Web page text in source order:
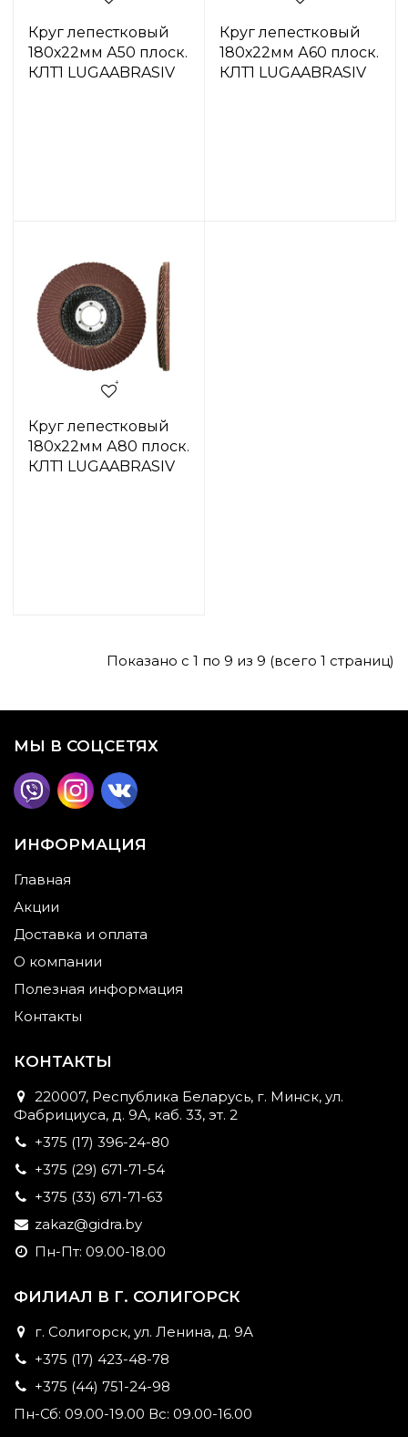
Круг лепестковый
180х22мм А50 плоск.
КЛТ1 LUGAABRASIV
Круг лепестковый
180х22мм А60 плоск.
КЛТ1 LUGAABRASIV
Круг лепестковый
180х22мм А80 плоск.
КЛТ1 LUGAABRASIV
Показано с 1 по 9 из 9 (всего 1 страниц)
МЫ В СОЦСЕТЯХ
ИНФОРМАЦИЯ
Главная
Акции
Доставка и оплата
О компании
Полезная информация
Контакты
КОНТАКТЫ
220007, Республика Беларусь, г. Минск, ул.
Фабрициуса, д. 9А, каб. 33, эт. 2
+375 (17) 396-24-80
+375 (29) 671-71-54
+375 (33) 671-71-63
zakaz@gidra.by
Пн-Пт: 09.00-18.00
ФИЛИАЛ В Г. СОЛИГОРСК
г. Солигорск, ул. Ленина, д. 9А
+375 (17) 423-48-78
+375 (44) 751-24-98
Пн-Сб: 09.00-19.00 Вс: 09.00-16.00